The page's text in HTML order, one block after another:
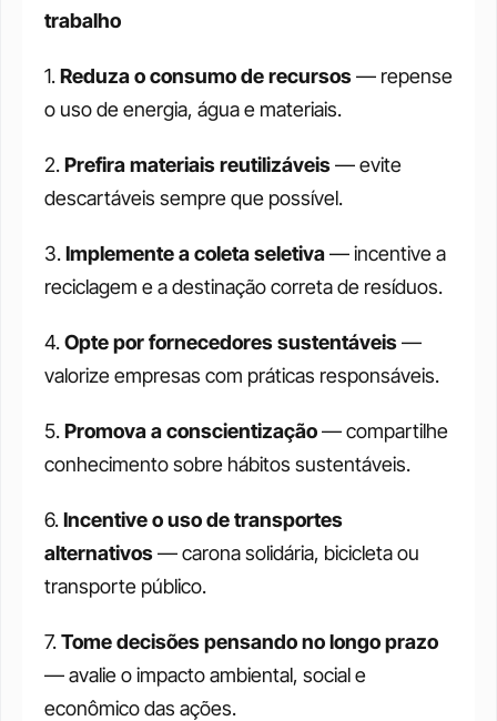
trabalho
1. Reduza o consumo de recursos — repense
o uso de energia, água e materiais.
2. Prefira materiais reutilizáveis — evite
descartáveis sempre que possível.
3. Implemente a coleta seletiva — incentive a
reciclagem e a destinação correta de resíduos.
4. Opte por fornecedores sustentáveis —
valorize empresas com práticas responsáveis.
5. Promova a conscientização — compartilhe
conhecimento sobre hábitos sustentáveis.
6. Incentive o uso de transportes
alternativos — carona solidária, bicicleta ou
transporte público.
7. Tome decisões pensando no longo prazo
— avalie o impacto ambiental, social e
econômico das ações.